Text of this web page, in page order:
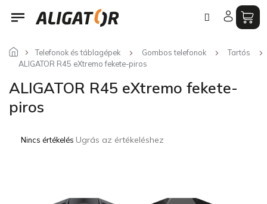
Ugrás
tartalomhoz
Telefonok és táblagépek Gombos telefonok
Tartós
ALIGATOR R45 eXtremo fekete-piros
ALIGATOR R45 eXtremo fekete-
piros
ANincs értékelés Ugrás az értékeléshez